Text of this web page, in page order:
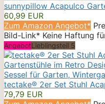
sunnypillow Acapulco
60,99 EUR
Zum Amazon Angebot*
Bild-Link* Keine Haftung
AngebotLieblingsteil 5
tectake® 2er Set Stuhl
79,79 EUR